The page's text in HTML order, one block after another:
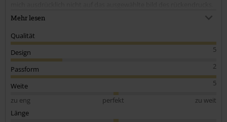
... in 2025 fehlen die elemente die das 2024er shirt besonders
verlängerungsshirt gemacht haben. die hatte ich eigentlich wieder
erwartet.
... es fehlt der aufdruck MEMBER und auch die JAHRESZAHL. auf dem
2024er shirt war das drauf.
... das 2025er shirt sieht eher aus wie eines dieser gratisshirts, die
jeder bekommen kann wenn man eine
bestimmte summe in einer bestellung erreicht hat. damit geht die
exklusivität verloren.
... ich hoffe das sich das in 2026 wieder ändert.
Mehr lesen
Qualität
5
Design
2
Passform
5
Weite
zu eng
perfekt
zu weit
Länge